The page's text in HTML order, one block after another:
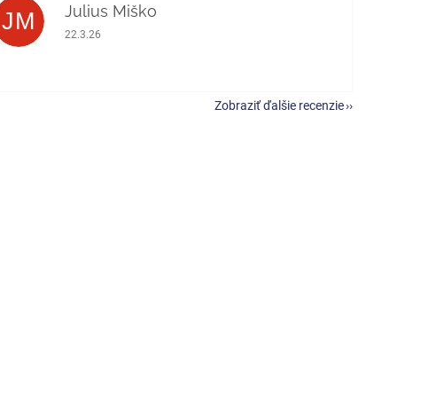
JM Julius Miško
Hodnotenie obchodu je 5 z 5 hviezdičiek.
22.3.26
Zobraziť ďalšie recenzie